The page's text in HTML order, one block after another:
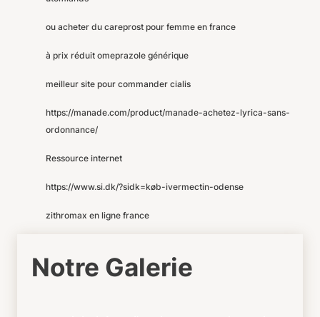
ou acheter du careprost pour femme en france
à prix réduit omeprazole générique
meilleur site pour commander cialis
https://manade.com/product/manade-achetez-lyrica-sans-
ordonnance/
Ressource internet
https://www.si.dk/?sidk=køb-ivermectin-odense
zithromax en ligne france
Notre Galerie